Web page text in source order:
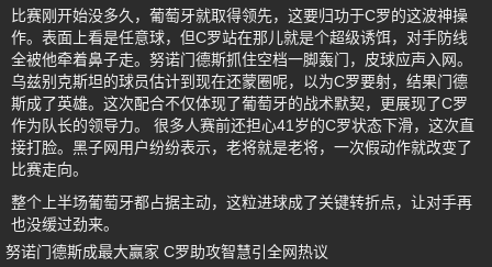
比赛刚开始没多久，葡萄牙就取得领先，这要归功于C罗的这波神操
作。表面上看是任意球，但C罗站在那儿就是个超级诱饵，对手防线
全被他牵着鼻子走。努诺门德斯抓住空档一脚轰门，皮球应声入网。
乌兹别克斯坦的球员估计到现在还蒙圈呢，以为C罗要射，结果门德
斯成了英雄。这次配合不仅体现了葡萄牙的战术默契，更展现了C罗
作为队长的领导力。 很多人赛前还担心41岁的C罗状态下滑，这次直
接打脸。黑子网用户纷纷表示，老将就是老将，一次假动作就改变了
比赛走向。
整个上半场葡萄牙都占据主动，这粒进球成了关键转折点，让对手再
也没缓过劲来。
努诺门德斯成最大赢家 C罗助攻智慧引全网热议